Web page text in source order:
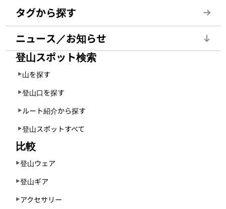
タグから探す
ニュース／お知らせ
登山スポット検索
山を探す
登山口を探す
ルート紹介から探す
登山スポットすべて
比較
登山ウェア
登山ギア
アクセサリー